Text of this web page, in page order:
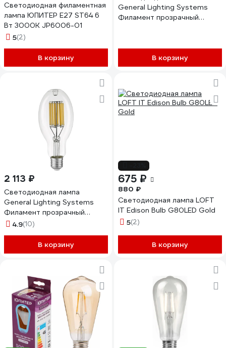
Светодиодная филаментная
лампа ЮПИТЕР E27 ST64 6
Вт 3000К JP6006-01
5(2)
В корзину
General Lighting Systems
Филамент прозрачный
Нейтральный белый GLDEN-
ED75-35-230-E27-4500
661628
В корзину
2 113 ₽
Светодиодная лампа
General Lighting Systems
Филамент прозрачный
высокомощный Е27 35Вт
белый GLDEN-ED75-35-230-
E27-6500 661629
4.9(10)
В корзину
675 ₽
880 ₽
Светодиодная лампа LOFT
IT Edison Bulb G80LED Gold
5(2)
В корзину